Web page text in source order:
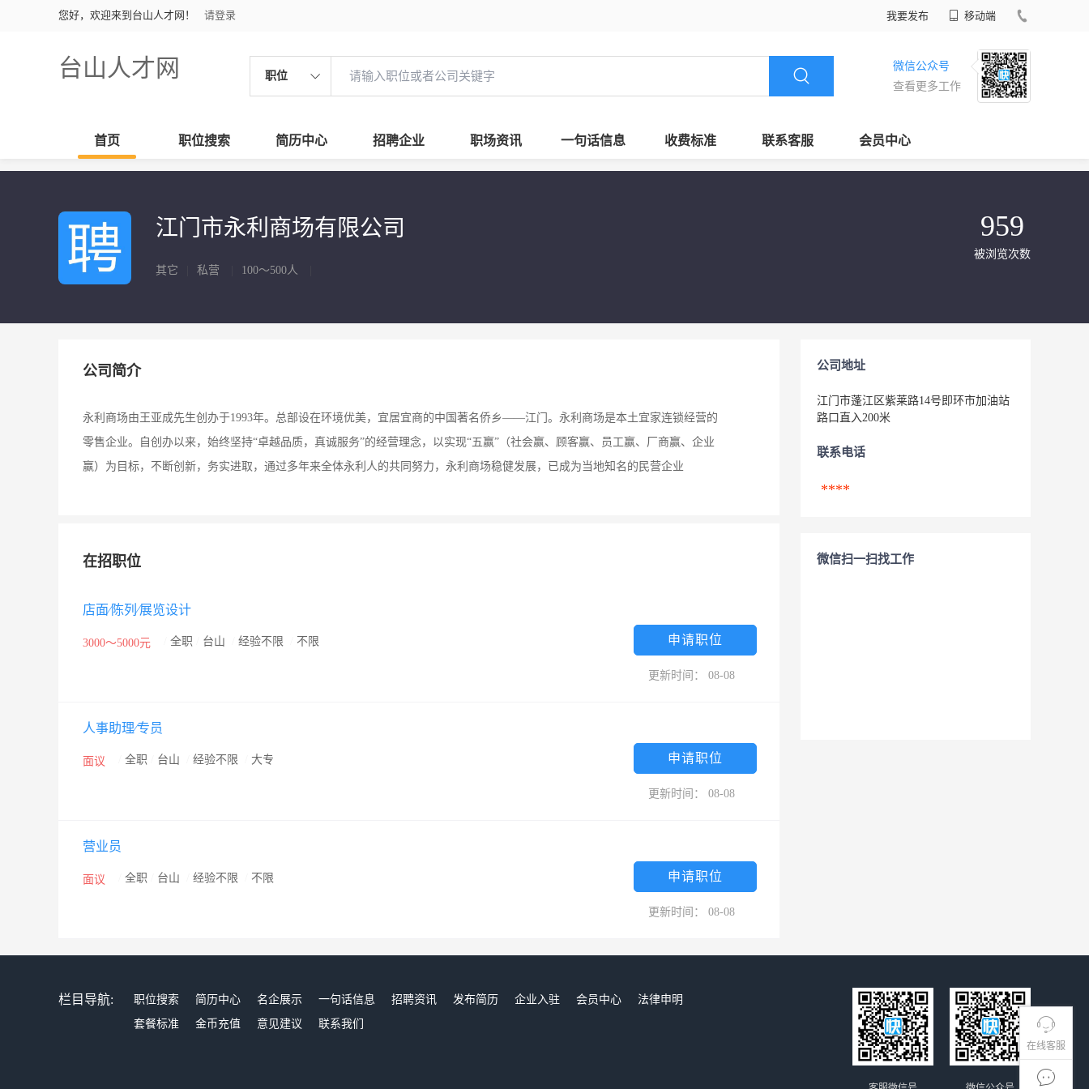
您好，欢迎来到台山人才网！ 请登录 我要发布 移动端
台山人才网 职位
微信公众号
查看更多工作
首页 职位搜索 简历中心 招聘企业 职场资讯 一句话信息 收费标准 联系客服 会员中心
在线客服
江门市永利商场有限公司
其它 私营 100～500人
959
被浏览次数
公司简介
永利商场由王亚成先生创办于1993年。总部设在环境优美，宜居宜商的中国著名侨乡——江门。永利商场是本土宜家连锁经营的
零售企业。自创办以来，始终坚持“卓越品质，真诚服务”的经营理念，以实现“五赢”（社会赢、顾客赢、员工赢、厂商赢、企业
赢）为目标，不断创新，务实进取，通过多年来全体永利人的共同努力，永利商场稳健发展，已成为当地知名的民营企业
在招职位
店面∕陈列∕展览设计
3000～5000元 全职 台山 经验不限 不限 申请职位
更新时间： 08-08
人事助理∕专员
面议 全职 台山 经验不限 大专 申请职位
更新时间： 08-08
营业员
面议 全职 台山 经验不限 不限 申请职位
更新时间： 08-08
公司地址
江门市蓬江区紫莱路14号即环市加油站
路口直入200米
联系电话
****
微信扫一扫找工作
栏目导航: 职位搜索 简历中心 名企展示 一句话信息 招聘资讯 发布简历 企业入驻 会员中心
法律申明
套餐标准
金币充值 意见建议 联系我们